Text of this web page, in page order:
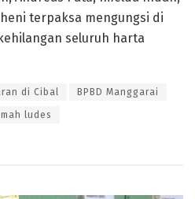
terpaksa mengungsi di
seluruh harta
di Cibal BPBD Manggarai
ludes